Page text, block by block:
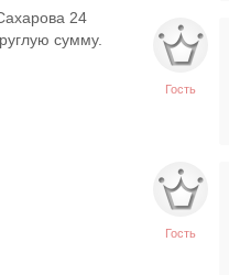
Гость
Гость
24
сумму.